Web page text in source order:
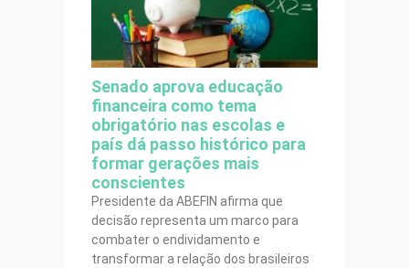
Senado aprova educação
financeira como tema
obrigatório nas escolas e
país dá passo histórico para
formar gerações mais
conscientes
Presidente da ABEFIN afirma que
decisão representa um marco para
combater o endividamento e
transformar a relação dos brasileiros